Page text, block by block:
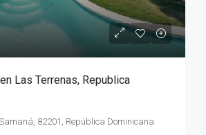
Las Terrenas, Republica
82201, República Dominicana